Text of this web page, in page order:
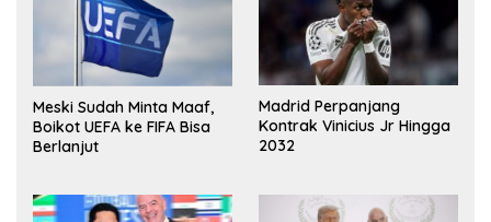
Meski Sudah Minta Maaf,
Boikot UEFA ke FIFA Bisa
Berlanjut
Madrid Perpanjang
Kontrak Vinicius Jr Hingga
2032